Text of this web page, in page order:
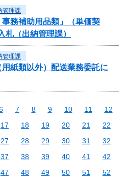
管理課
務補助用品類」（単価契
札（出納管理課）
管理課
紙類以外）配送業務委託に
7 8 9 10 11
12
17 18 19 20 21
22
27 28 29 30 31
32
37 38 39 40 41
42
47 48 49 50 51
52